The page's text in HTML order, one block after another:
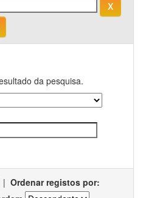
da pesquisa.
| Ordenar registos por: